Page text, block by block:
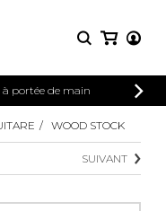
portée de main
PARTITIONS
Méthodes
WOOD STOCK
SUIVANT